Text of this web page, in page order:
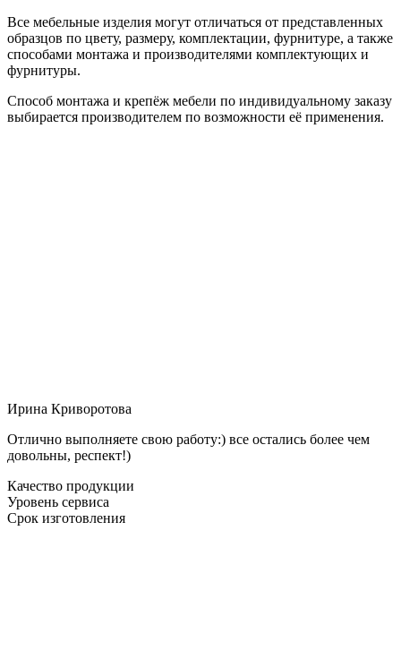
Все мебельные изделия могут отличаться от представленных
образцов по цвету, размеру, комплектации, фурнитуре, а также
способами монтажа и производителями комплектующих и
фурнитуры.
Способ монтажа и крепёж мебели по индивидуальному заказу
выбирается производителем по возможности её применения.
Ирина Криворотова
Отлично выполняете свою работу:) все остались более чем
довольны, респект!)
Качество продукции
Уровень сервиса
Срок изготовления